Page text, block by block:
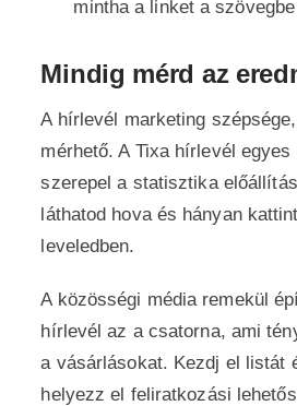
mintha a linket a
Mindig mérd az
A hírlevél marketing
mérhető. A Tixa hírlevél egyes
szerepel a statisztika
láthatod hova és hányan
leveledben.
A közösségi média remekül
hírlevél az a csatorna, ami
a vásárlásokat. Kezdj el listát
helyezz el feliratkozási